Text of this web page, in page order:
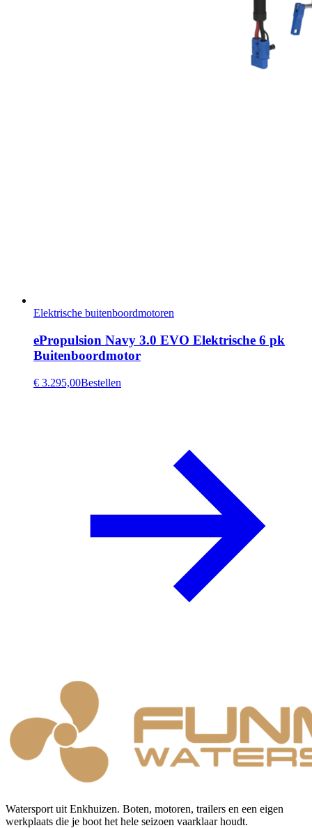
Elektrische buitenboordmotoren
ePropulsion Navy 3.0 EVO Elektrische 6 pk
Buitenboordmotor
€ 3.295,00Bestellen
Watersport uit Enkhuizen. Boten, motoren, trailers en een eigen
werkplaats die je boot het hele seizoen vaarklaar houdt.